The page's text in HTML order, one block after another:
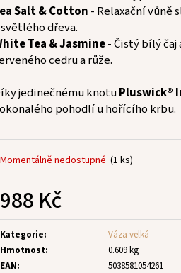
Salt & Cotton - Relaxační vůně
dřeva.
Tea & Jasmine- Čistý bílý
cedru a růže.
jedinečnému knotuPluswick®
pohodlí u hořícího krbu.
Momentálně nedostupné (1 ks)
988 Kč
Měrná
cena:
Kategorie:
Váza velká
Hmotnost:
0.609 kg
EAN:
5038581054261